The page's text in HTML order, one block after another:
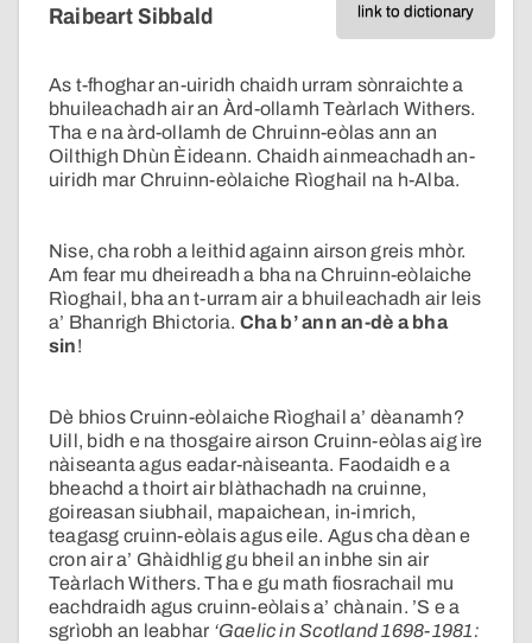
link to dictionary
Raibeart Sibbald
As t-fhoghar an-uiridh chaidh urram sònraichte a
bhuileachadh air an Àrd-ollamh Teàrlach Withers.
Tha e na àrd-ollamh de Chruinn-eòlas ann an
Oilthigh Dhùn Èideann. Chaidh ainmeachadh an-
uiridh mar Chruinn-eòlaiche Rìoghail na h-Alba.
Nise, cha robh a leithid againn airson greis mhòr.
Am fear mu dheireadh a bha na Chruinn-eòlaiche
Rìoghail, bha an t-urram air a bhuileachadh air leis
a’ Bhanrigh Bhictoria. Cha b’ ann an-dè a bha
sin!
Dè bhios Cruinn-eòlaiche Rìoghail a’ dèanamh?
Uill, bidh e na thosgaire airson Cruinn-eòlas aig ìre
nàiseanta agus eadar-nàiseanta. Faodaidh e a
bheachd a thoirt air blàthachadh na cruinne,
goireasan siubhail, mapaichean, in-imrich,
teagasg cruinn-eòlais agus eile. Agus cha dèan e
cron air a’ Ghàidhlig gu bheil an inbhe sin air
Teàrlach Withers. Tha e gu math fiosrachail mu
eachdraidh agus cruinn-eòlais a’ chànain. ’S e a
sgrìobh an leabhar ‘Gaelic in Scotland 1698-1981: